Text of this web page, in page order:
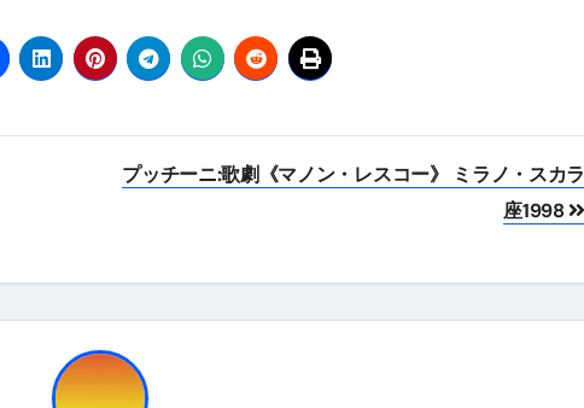
プッチーニ:歌劇《マノン・レスコー》 ミラノ・スカラ
座1998